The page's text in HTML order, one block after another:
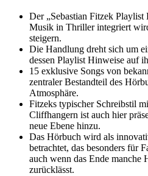
Der „Sebastian Fitzek
Musik in Thriller integriert
steigern.
Die Handlung dreht sich um
dessen Playlist Hinweise auf
15 exklusive Songs von
zentraler Bestandteil des
Atmosphäre.
Fitzeks typischer Schreibstil
Cliffhangern ist auch hier
neue Ebene hinzu.
Das Hörbuch wird als
betrachtet, das besonders für
auch wenn das Ende manche
zurücklässt.